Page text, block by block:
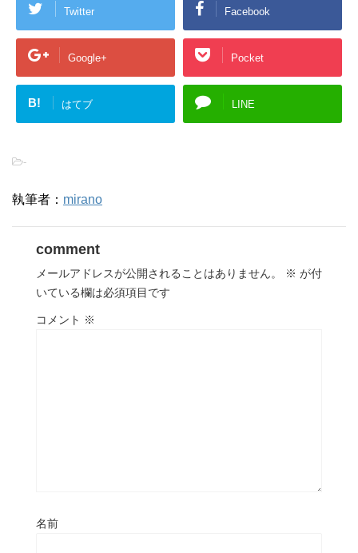
Twitter Facebook
Google+ Pocket
B! はてブ LINE
-
執筆者： mirano
comment
メールアドレスが公開されることはありません。 ※ が付
いている欄は必須項目です
コメント ※
名前